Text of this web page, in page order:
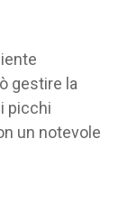
gestire la
picchi
un notevole